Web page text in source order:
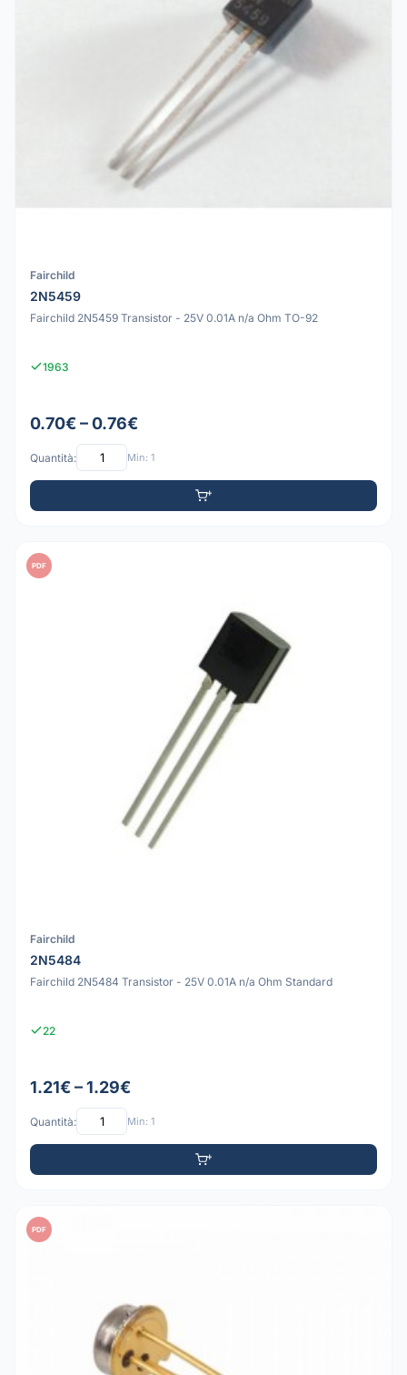
Fairchild
2N5459
Fairchild 2N5459 Transistor - 25V 0.01A n/a Ohm TO-92
1963
0.70€ – 0.76€
Quantità: Min: 1
PDF
Fairchild
2N5484
Fairchild 2N5484 Transistor - 25V 0.01A n/a Ohm Standard
22
1.21€ – 1.29€
Quantità: Min: 1
PDF